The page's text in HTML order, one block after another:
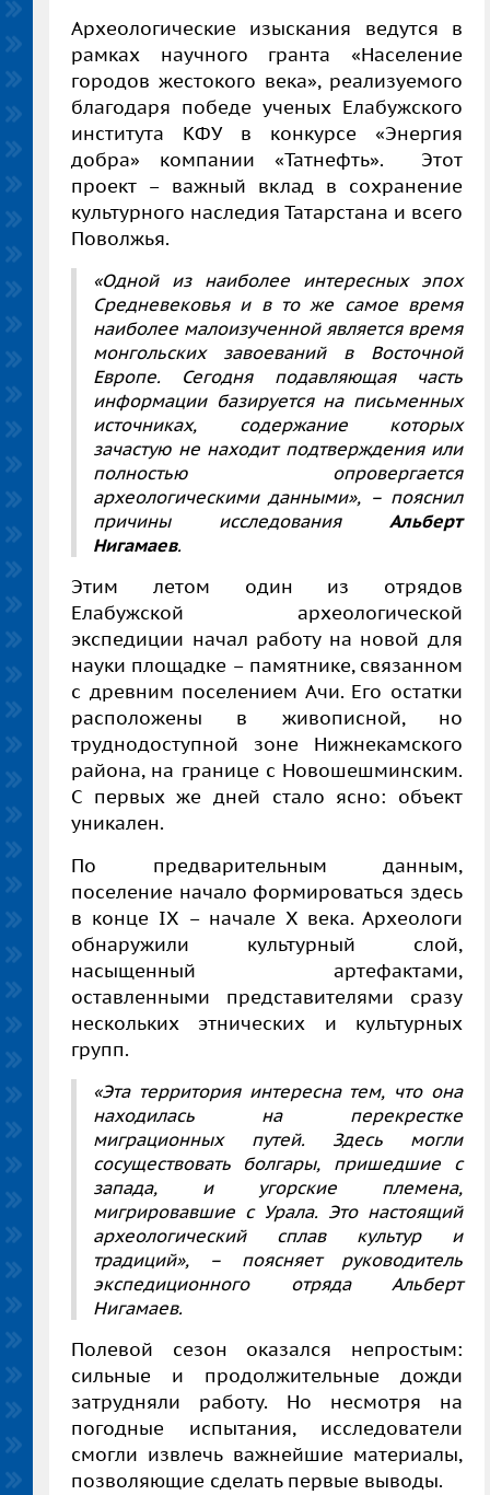
Археологические изыскания ведутся в
рамках научного гранта «Население
городов жестокого века», реализуемого
благодаря победе ученых Елабужского
института КФУ в конкурсе «Энергия
добра» компании «Татнефть». Этот
проект – важный вклад в сохранение
культурного наследия Татарстана и всего
Поволжья.
«Одной из наиболее интересных эпох
Средневековья и в то же самое время
наиболее малоизученной является время
монгольских завоеваний в Восточной
Европе. Сегодня подавляющая часть
информации базируется на письменных
источниках, содержание которых
зачастую не находит подтверждения или
полностью опровергается
археологическими данными», – пояснил
причины исследования Альберт
Нигамаев.
Этим летом один из отрядов
Елабужской археологической
экспедиции начал работу на новой для
науки площадке – памятнике, связанном
с древним поселением Ачи. Его остатки
расположены в живописной, но
труднодоступной зоне Нижнекамского
района, на границе с Новошешминским.
С первых же дней стало ясно: объект
уникален.
По предварительным данным,
поселение начало формироваться здесь
в конце IX – начале X века. Археологи
обнаружили культурный слой,
насыщенный артефактами,
оставленными представителями сразу
нескольких этнических и культурных
групп.
«Эта территория интересна тем, что она
находилась на перекрестке
миграционных путей. Здесь могли
сосуществовать болгары, пришедшие с
запада, и угорские племена,
мигрировавшие с Урала. Это настоящий
археологический сплав культур и
традиций», – поясняет руководитель
экспедиционного отряда Альберт
Нигамаев.
Полевой сезон оказался непростым:
сильные и продолжительные дожди
затрудняли работу. Но несмотря на
погодные испытания, исследователи
смогли извлечь важнейшие материалы,
позволяющие сделать первые выводы.